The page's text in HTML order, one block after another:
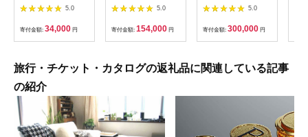
枚） | 信州健康ランド
サウナ 大浴場 ボディ
ケア リラクゼーショ
ン 施設 宿泊 家族連れ
長野県 塩尻市
5.0
寄付金額: 34,000 円
キング 外乗ペア利用
券【平日限定】チケッ
ト 利用券 ペア 体験
乗馬 初心者歓迎〔P-
100〕
5.0
寄付金額: 154,000 円
ルフ チケット 平日 土
日 祝日 プレー券 関東
群馬県 首都圏 F20E-
350
5.0
寄付金額: 300,000 円
旅行・チケット・カタログの返礼品に関連している記事
の紹介